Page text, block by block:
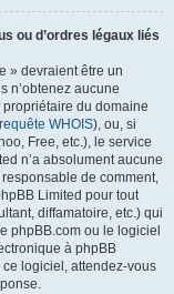
ou d’ordres légaux liés
» devraient être un
n’obtenez aucune
du domaine
WHOIS), ou, si
Free, etc.), le service
n’a absolument aucune
de comment,
Limited pour tout
diffamatoire, etc.) qui
phpBB.com ou le logiciel
à phpBB
logiciel, attendez-vous